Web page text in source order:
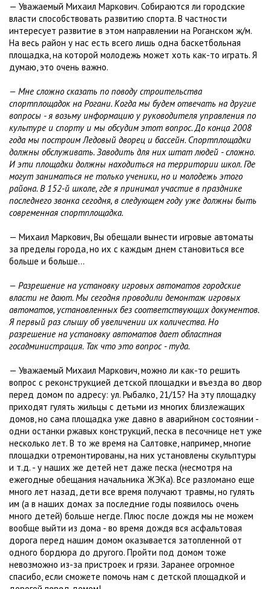
— Уважаемый Михаил Маркович. Собираются ли городские
власти способствовать развитию спорта. В частности
интересует развитие в этом направлении на Роганском ж/м.
На весь район у нас есть всего лишь одна баскетбольная
площадка, на которой молодежь может хоть как-то играть. Я
думаю, это очень важно.
— Мне сложно сказать по поводу строительства
спортплощадок на Рогани. Когда мы будем отвечать на другие
вопросы - я возьму информацию у руководителя управления по
культуре и спорту и мы обсудим этот вопрос. До конца 2008
года мы построим Ледовый дворец и бассейн. Спортплощадки
должны обслуживать. Заводить для них штат людей - сложно.
И эти площадки должны находиться на территории школ. Где
могут заниматься не только ученики, но и молодежь этого
района. В 152-й школе, где я принимал участие в празднике
последнего звонка сегодня, в следующем году уже должны быть
современная спортплощадка.
— Михаил Маркович, Вы обещали вынести игровые автоматы
за пределы города, но их с каждым днем становиться все
больше и больше...
— Разрешение на установку игровых автоматов городские
власти не дают. Мы сегодня проводили демонтаж игровых
автоматов, установленных без соответствующих документов.
Я первый раз слышу об увеличении их количества. Но
разрешение на установку автоматов дает областная
госадминистрация. Так что это вопрос - туда.
— Уважаемый Михаил Маркович, можно ли как-то решить
вопрос с реконструкцией детской площадки и въезда во двор
перед домом по адресу: ул. Рыбалко, 21/15? На эту площадку
приходят гулять жильцы с детьми из многих близлежащих
домов, но сама площадка уже давно в аварийном состоянии -
одни останки ржавых конструкций, песка в песочнице нет уже
несколько лет. В то же время на Салтовке, например, многие
площадки отремонтированы, на них установлены скульптуры
и т.д. - у наших же детей нет даже песка (несмотря на
ежегодные обещания начальника ЖЭКа). Все разломано еще
много лет назад, дети все время получают травмы, но гулять
им (а в наших домах за последние годы появилось очень
много детей) больше негде. Плюс после дождя мы не можем
вообще выйти из дома - во время дождя вся асфальтовая
дорога перед нашим домом оказывается затопленной от
одного бордюра до другого. Пройти под домом тоже
невозможно из-за пристроек и грязи. Заранее огромное
спасибо, если сможете помочь нам с детской площадкой и